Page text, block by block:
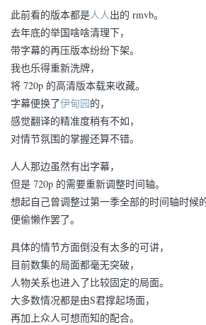
此前看的版本都是人人出的 rmvb。
去年底的举国啥啥清理下，
带字幕的再压版本纷纷下架。
我也乐得重新洗牌，
将 720p 的高清版本载来收藏。
字幕便换了伊甸园的，
感觉翻译的精准度稍有不如，
对情节氛围的掌握还算不错。
人人那边虽然有出字幕，
但是 720p 的需要重新调整时间轴。
想起自己曾调整过第一季全部的时间轴时候的
便偷懒作罢了。
具体的情节方面倒没有太多的可讲，
目前数集的局面都毫无突破，
人物关系也进入了比较固定的局面。
大多数情况都是由S君撑起场面，
再加上众人可想而知的配合。